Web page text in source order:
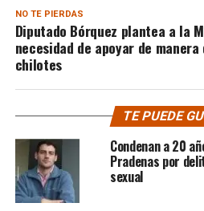
NO TE PIERDAS
Diputado Bórquez plantea a la
necesidad de apoyar de
chilotes
TE PUEDE
Condenan a 20
Pradenas por
sexual